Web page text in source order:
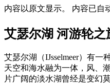
内容以原文显示。 内容已自
艾瑟尔湖 河游轮之
艾瑟尔湖（IJsselmeer）有一
天空和海水融为一体，风、
片广阔的淡水湖曾经是变幻